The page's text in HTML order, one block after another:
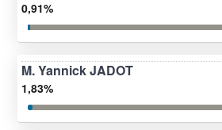
0,91%
M. Yannick JADOT
1,83%